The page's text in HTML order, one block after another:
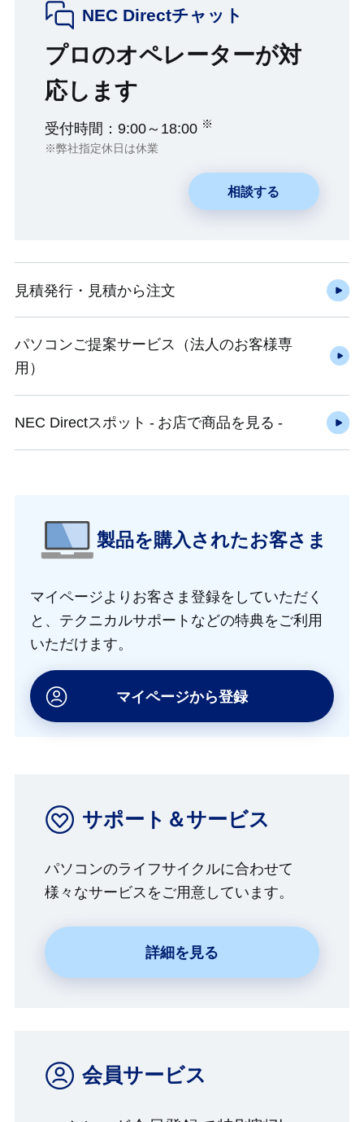
NEC Directチャット
プロのオペレーターが対
応します
受付時間：9:00～18:00 ※
※弊社指定休日は休業
相談する
見積発行・見積から注文
パソコンご提案サービス（法人のお客様専
用）
NEC Directスポット - お店で商品を見る -
製品を購入されたお客さま
マイページよりお客さま登録をしていただく
と、 テクニカルサポートなどの特典をご利用
いただけます。
マイページから登録
サポート＆サービス
パソコンのライフサイクルに合わせて
様々なサービスをご用意しています。
詳細を見る
会員サービス